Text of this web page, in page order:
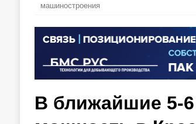
машиностроения
В ближайшие 5-